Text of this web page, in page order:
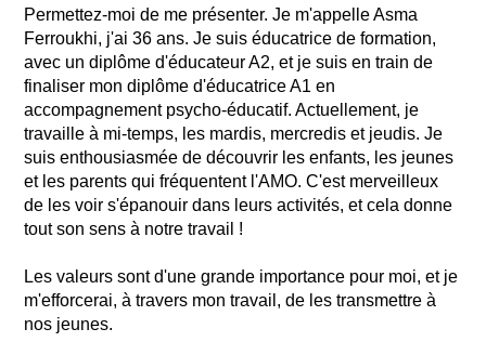
Permettez-moi de me présenter. Je m'appelle Asma
Ferroukhi, j'ai 36 ans. Je suis éducatrice de formation,
avec un diplôme d'éducateur A2, et je suis en train de
finaliser mon diplôme d'éducatrice A1 en
accompagnement psycho-éducatif. Actuellement, je
travaille à mi-temps, les mardis, mercredis et jeudis. Je
suis enthousiasmée de découvrir les enfants, les jeunes
et les parents qui fréquentent l'AMO. C'est merveilleux
de les voir s'épanouir dans leurs activités, et cela donne
tout son sens à notre travail !
Les valeurs sont d'une grande importance pour moi, et je
m'efforcerai, à travers mon travail, de les transmettre à
nos jeunes.